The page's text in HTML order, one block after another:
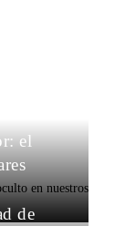
el
de